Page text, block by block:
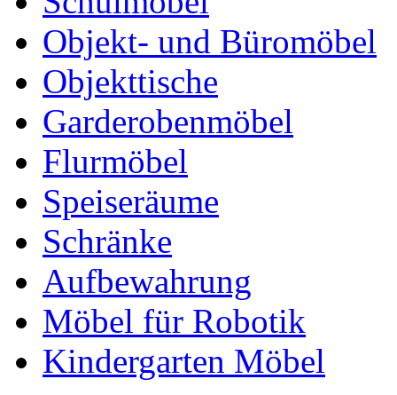
Objekt- und Büromöbel
Objekttische
Garderobenmöbel
Flurmöbel
Speiseräume
Schränke
Aufbewahrung
Möbel für Robotik
Kindergarten Möbel